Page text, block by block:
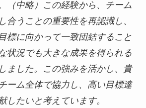
（中略）この経験から、チーム
合うことの重要性を再認識し、
標に向かって一致団結すること
状況でも大きな成果を得られる
ました。この強みを活かし、貴
ーム全体で協力し、高い目標達
したいと考えています。